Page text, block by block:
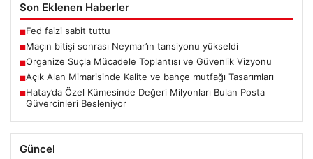
Son Eklenen Haberler
■Fed faizi sabit tuttu
■Maçın bitişi sonrası Neymar’ın tansiyonu yükseldi
■Organize Suçla Mücadele Toplantısı ve Güvenlik Vizyonu
■Açık Alan Mimarisinde Kalite ve bahçe mutfağı Tasarımları
■Hatay’da Özel Kümesinde Değeri Milyonları Bulan Posta
Güvercinleri Besleniyor
Güncel